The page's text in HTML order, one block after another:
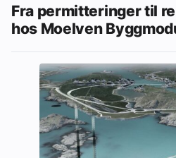
Fra permitteringer til
hos Moelven